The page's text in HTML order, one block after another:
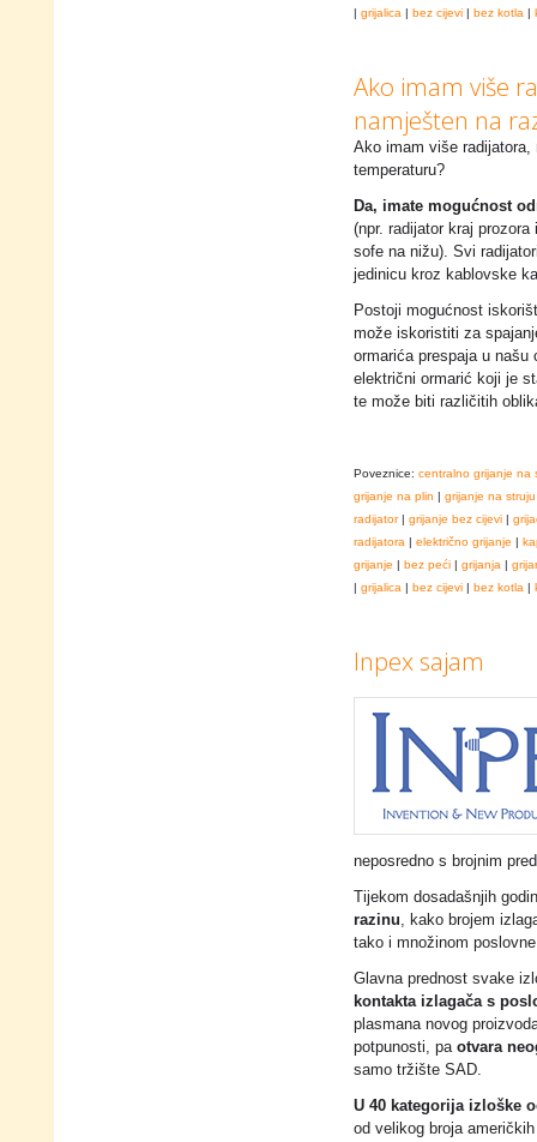
| grijalica | bez cijevi | bez kotla |
Ako imam više
namješten na
Ako imam više
temperaturu?
Da, imate mogućnost
(npr. radijator kraj
sofe na nižu). Svi
jedinicu kroz kablovske
Postoji mogućnost
može iskoristiti za
ormarića prespaja u našu
električni ormarić koji je
te može biti različitih
Poveznice: centralno grijanje na
grijanje na plin | grijanje na struju
radijator| grijanje bez cijevi |
radijatora | električno grijanje |
grijanje | bez peći | grijanja |
| grijalica | bez cijevi | bez kotla |
Inpex sajam
neposredno s brojnim
Tijekom dosadašnjih
razinu, kako brojem
tako i množinom
Glavna prednost svake
kontakta izlagača s
plasmana novog
potpunosti, pa otvara
samo tržište SAD.
U 40 kategorija izloške
od velikog broja